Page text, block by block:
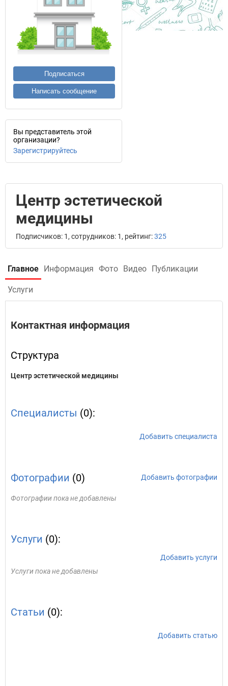
Подписаться
Написать сообщение
Вы представитель этой
организации?
Зарегистрируйтесь
Центр эстетической
медицины
Подписчиков: 1, сотрудников: 1, рейтинг:325
Главное Информация Фото Видео Публикации
Услуги
Контактная информация
Структура
Центр эстетической медицины
Специалисты (0):
Добавить специалиста
Фотографии (0) Добавить фотографии
Фотографии пока не добавлены
Услуги (0):
Добавить услуги
Услуги пока не добавлены
Статьи (0):
Добавить статью